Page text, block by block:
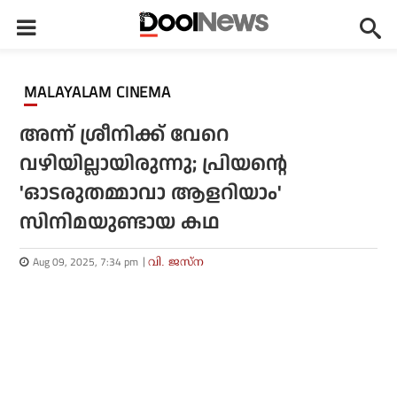
MALAYALAM CINEMA
അന്ന് ശ്രീനിക്ക് വേറെ
വഴിയില്ലായിരുന്നു; പ്രിയന്റെ
'ഓടരുതമ്മാവാ ആളറിയാം'
സിനിമയുണ്ടായ കഥ
Aug 09, 2025, 7:34 pm വി. ജസ്‌ന